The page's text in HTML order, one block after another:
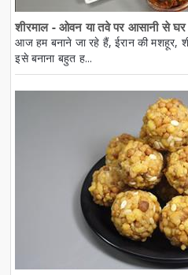
शीरमाल - ओवन या तवे पर आसानी से
आज हम बनाने जा रहे हैं, ईरान की मशहूर,
इसे बनाना बहुत ह...